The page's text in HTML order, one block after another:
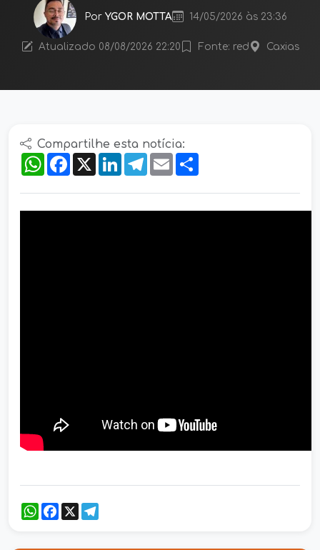
Por YGOR MOTTA 14/05/2026 às 23:36
Atualizado 08/08/2026 22:20 Fonte: red Caxias
Compartilhe esta notícia:
WhatsApp
Facebook
X LinkedInTelegram
Email
WhatsApp
Facebook
X